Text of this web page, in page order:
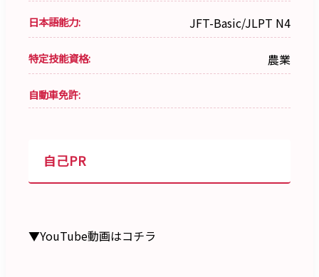
日本語能力: JFT-Basic/JLPT N4
特定技能資格: 農業
自動車免許:
自己PR
▼YouTube動画はコチラ